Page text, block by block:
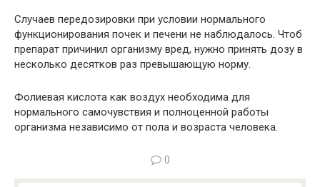
Случаев передозировки при условии нормального
функционирования почек и печени не наблюдалось. Чтоб
препарат причинил организму вред, нужно принять дозу в
несколько десятков раз превышающую норму.
Фолиевая кислота как воздух необходима для
нормального самочувствия и полноценной работы
организма независимо от пола и возраста человека.
0